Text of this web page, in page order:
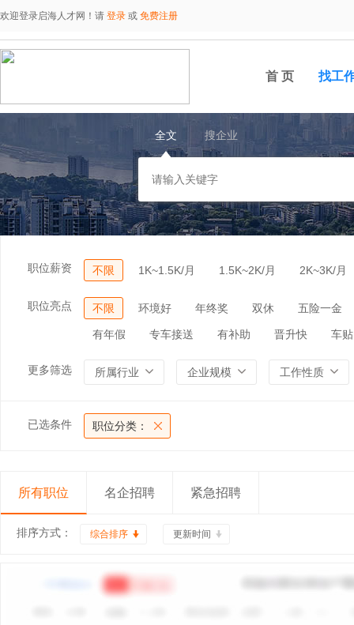
欢迎登录启海人才网！请 登录 或 免费注册
首 页 找工
全文 搜企业
职位薪资 不限 1K~1.5K/月 1.5K~2K/月 2K~3K/月
职位亮点 不限 环境好 年终奖 双休 五险一金
有年假 专车接送 有补助 晋升快 车贴
更多筛选 所属行业 企业规模 工作性质
已选条件 职位分类：
所有职位 名企招聘 紧急招聘
排序方式： 综合排序 更新时间